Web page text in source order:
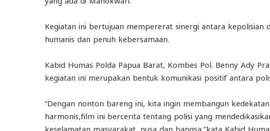
Kegiatan ini bertujuan mempererat sinergi antara kepolisian
humanis dan penuh kebersamaan.
Kabid Humas Polda Papua Barat, Kombes Pol. Benny Ady
kegiatan ini merupakan bentuk komunikasi positif antara
“Dengan nonton bareng ini, kita ingin membangun
harmonis,film ini bercerita tentang polisi yang
keselamatan masyarakat, nusa dan bangsa,”kata Kabid